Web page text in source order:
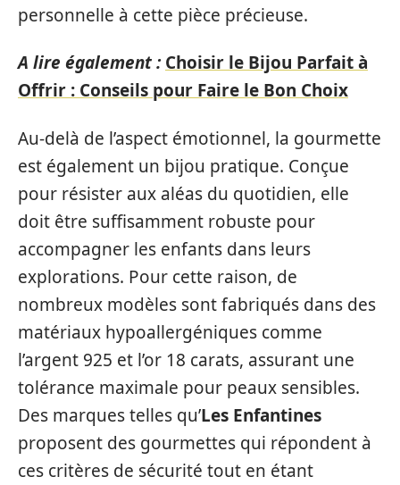
personnelle à cette pièce précieuse.
A lire également : Choisir le Bijou Parfait à
Offrir : Conseils pour Faire le Bon Choix
Au-delà de l’aspect émotionnel, la gourmette
est également un bijou pratique. Conçue
pour résister aux aléas du quotidien, elle
doit être suffisamment robuste pour
accompagner les enfants dans leurs
explorations. Pour cette raison, de
nombreux modèles sont fabriqués dans des
matériaux hypoallergéniques comme
l’argent 925 et l’or 18 carats, assurant une
tolérance maximale pour peaux sensibles.
Des marques telles qu’Les Enfantines
proposent des gourmettes qui répondent à
ces critères de sécurité tout en étant